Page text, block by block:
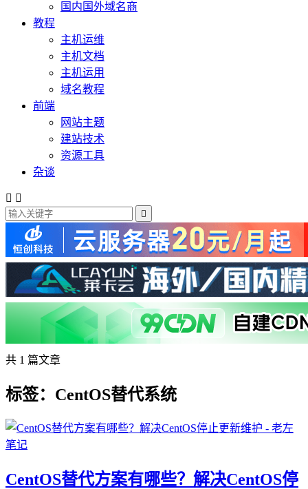
国内国外域名商
教程
主机运维
主机文档
主机运用
域名教程
前端
网站主题
建站技术
资源工具
杂谈
 

共 1 篇文章
标签：CentOS替代系统
CentOS替代方案有哪些？解决CentOS停